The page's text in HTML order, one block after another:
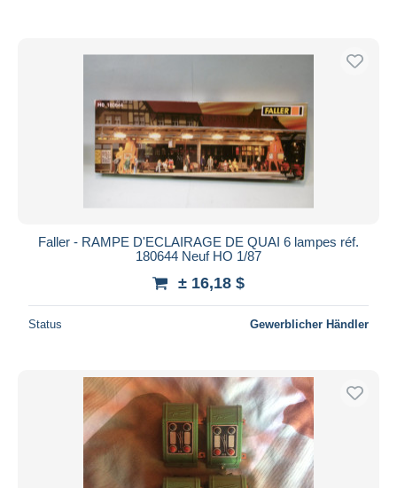
Faller - RAMPE D'ECLAIRAGE DE QUAI 6 lampes réf.
180644 Neuf HO 1/87
± 16,18 $
Status Gewerblicher Händler